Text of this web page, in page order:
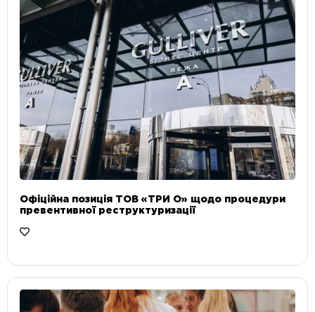
Офіційна позиція ТОВ «ТРИ О» щодо процедури
превентивної реструктуризації